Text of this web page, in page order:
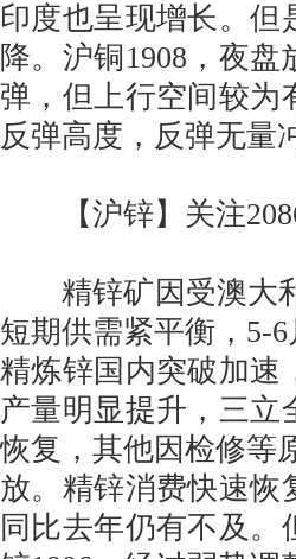
印度也呈现增长。但
降。沪铜1908，夜
弹，但上行空间较为
反弹高度，反弹无量
【沪锌】关注
精锌矿因受澳大利
短期供需紧平衡，5-
精炼锌国内突破加速
产量明显提升，三立
恢复，其他因检修等
放。精锌消费快速恢
同比去年仍有不及